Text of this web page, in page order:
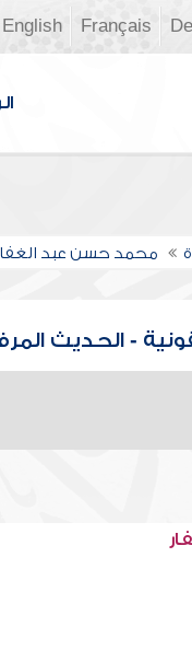
Français
English
محمد حسن عبد
- الحديث